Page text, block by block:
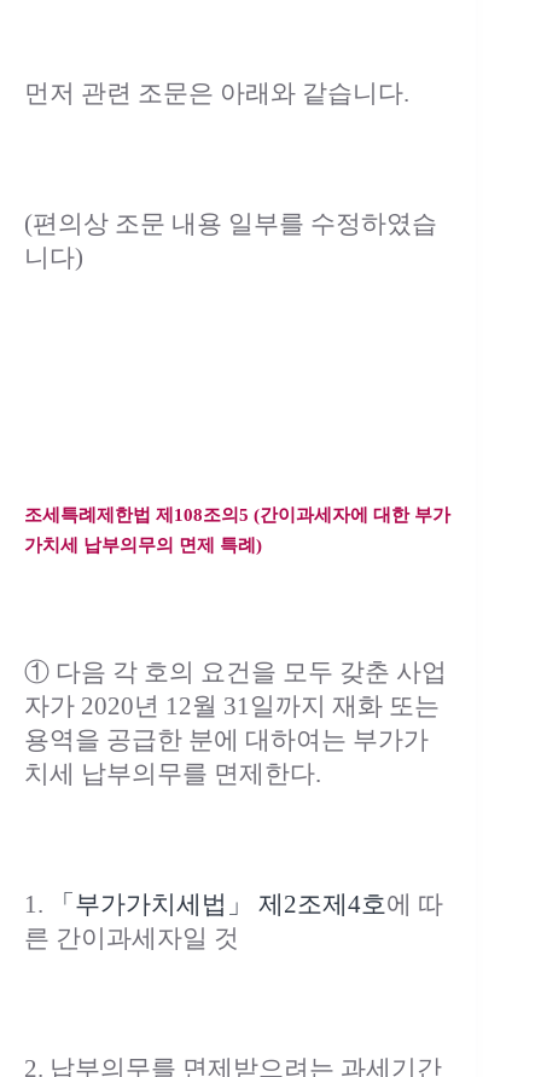
먼저 관련 조문은 아래와 같습니다.
(편의상 조문 내용 일부를 수정하였습
니다)
조세특례제한법 제108조의5 (간이과세자에 대한 부가
가치세 납부의무의 면제 특례)
① 다음 각 호의 요건을 모두 갖춘 사업
자가 2020년 12월 31일까지 재화 또는
용역을 공급한 분에 대하여는 부가가
치세 납부의무를 면제한다.
1. 「부가가치세법」 제2조제4호에 따
른 간이과세자일 것
2. 납부의무를 면제받으려는 과세기간